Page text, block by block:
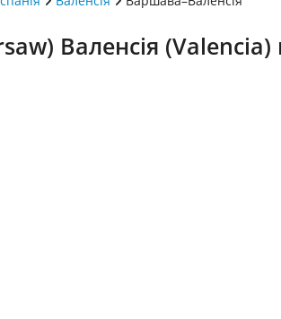
Валенсія (Valencia)